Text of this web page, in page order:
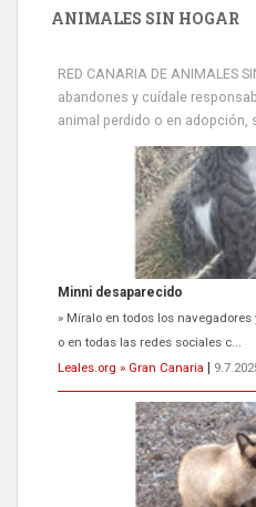
ANIMALES SIN HOGAR
RED CANARIA DE ANIMALES
abandones y cuídale
animal perdido o en adopción,
Siami Perdida
Se llama Siami,es hembra de 4
oreja,cariñosa,mimosa pero
Leales.org » Gran Canaria